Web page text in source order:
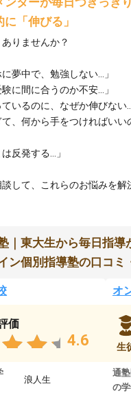
「伸びる」
りませんか？
に夢中で、勉強しない…」
験に間に合うのか不安…」
ているのに、なぜか伸びない…
て、何から手をつければいい
反発する…」
して、これらのお悩みを解
｜東大生から毎日指導
ン個別指導塾の口コミ
価
4.6
浪人生
オ
生
通
の